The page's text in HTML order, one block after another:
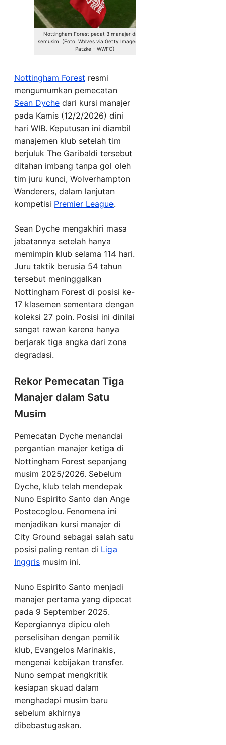
Nottingham Forest pecat 3 manajer dalam
semusim. (Foto: Wolves via Getty Images/Brett
Patzke - WWFC)
Nottingham Forest resmi
mengumumkan pemecatan
Sean Dyche dari kursi manajer
pada Kamis (12/2/2026) dini
hari WIB. Keputusan ini diambil
manajemen klub setelah tim
berjuluk The Garibaldi tersebut
ditahan imbang tanpa gol oleh
tim juru kunci, Wolverhampton
Wanderers, dalam lanjutan
kompetisi Premier League.
Sean Dyche mengakhiri masa
jabatannya setelah hanya
memimpin klub selama 114 hari.
Juru taktik berusia 54 tahun
tersebut meninggalkan
Nottingham Forest di posisi ke-
17 klasemen sementara dengan
koleksi 27 poin. Posisi ini dinilai
sangat rawan karena hanya
berjarak tiga angka dari zona
degradasi.
Rekor Pemecatan Tiga
Manajer dalam Satu
Musim
Pemecatan Dyche menandai
pergantian manajer ketiga di
Nottingham Forest sepanjang
musim 2025/2026. Sebelum
Dyche, klub telah mendepak
Nuno Espirito Santo dan Ange
Postecoglou. Fenomena ini
menjadikan kursi manajer di
City Ground sebagai salah satu
posisi paling rentan di Liga
Inggris musim ini.
Nuno Espirito Santo menjadi
manajer pertama yang dipecat
pada 9 September 2025.
Kepergiannya dipicu oleh
perselisihan dengan pemilik
klub, Evangelos Marinakis,
mengenai kebijakan transfer.
Nuno sempat mengkritik
kesiapan skuad dalam
menghadapi musim baru
sebelum akhirnya
dibebastugaskan.